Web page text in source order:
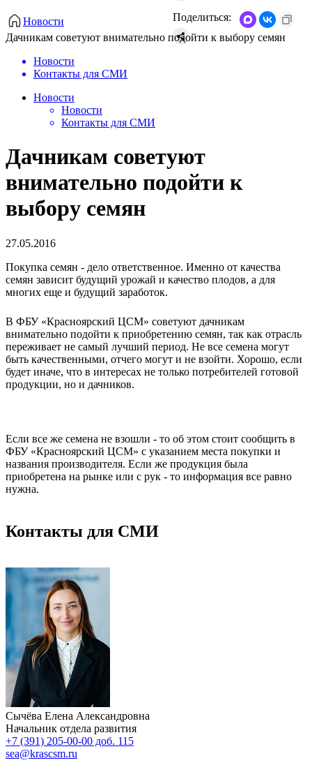
Новости
Дачникам советуют внимательно подойти к выбору семян
Поделиться:
Новости
Контакты для СМИ
Новости
Новости
Контакты для СМИ
Дачникам советуют
внимательно подойти к
выбору семян
27.05.2016
Покупка семян - дело ответственное. Именно от качества
семян зависит будущий урожай и качество плодов, а для
многих еще и будущий заработок.
В ФБУ «Красноярский ЦСМ» советуют дачникам
внимательно подойти к приобретению семян, так как отрасль
переживает не самый лучший период. Не все семена могут
быть качественными, отчего могут и не взойти. Хорошо, если
будет иначе, что в интересах не только потребителей готовой
продукции, но и дачников.
Если все же семена не взошли - то об этом стоит сообщить в
ФБУ «Красноярский ЦСМ» с указанием места покупки и
названия производителя. Если же продукция была
приобретена на рынке или с рук - то информация все равно
нужна.
Контакты для СМИ
Сычёва Елена Александровна
Начальник отдела развития
+7 (391) 205-00-00 доб. 115
sea@krascsm.ru